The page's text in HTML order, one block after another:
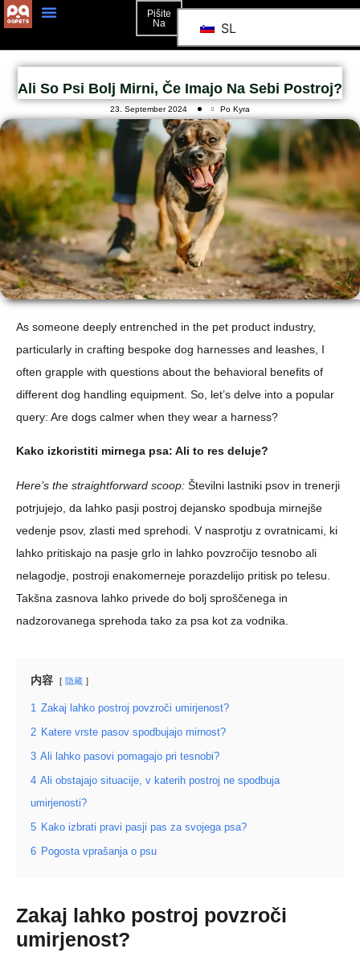
Pišite
Na
SL
Ali So Psi Bolj Mirni, Če Imajo Na Sebi Postroj?
23. September 2024 Po Kyra
As someone deeply entrenched in the pet product industry,
particularly in crafting bespoke dog harnesses and leashes, I
often grapple with questions about the behavioral benefits of
different dog handling equipment. So, let’s delve into a popular
query: Are dogs calmer when they wear a harness?
Kako izkoristiti mirnega psa: Ali to res deluje?
Here’s the straightforward scoop: Številni lastniki psov in trenerji
potrjujejo, da lahko pasji postroj dejansko spodbuja mirnejše
vedenje psov, zlasti med sprehodi. V nasprotju z ovratnicami, ki
lahko pritiskajo na pasje grlo in lahko povzročijo tesnobo ali
nelagodje, postroji enakomerneje porazdelijo pritisk po telesu.
Takšna zasnova lahko privede do bolj sproščenega in
nadzorovanega sprehoda tako za psa kot za vodnika.
内容 隐藏
1 Zakaj lahko postroj povzroči umirjenost?
2 Katere vrste pasov spodbujajo mirnost?
3 Ali lahko pasovi pomagajo pri tesnobi?
4 Ali obstajajo situacije, v katerih postroj ne spodbuja
umirjenosti?
5 Kako izbrati pravi pasji pas za svojega psa?
6 Pogosta vprašanja o psu
Zakaj lahko postroj povzroči
umirjenost?